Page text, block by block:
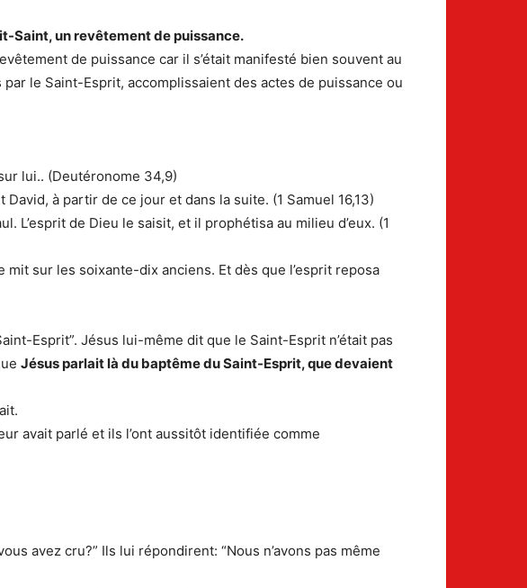
Saint, un revêtement de puissance.
de puissance car il s’était manifesté bien souvent au
le Saint-Esprit, accomplissaient des actes de puissance ou
lui.. (Deutéronome 34,9)
à partir de ce jour et dans la suite. (1 Samuel 16,13)
L’esprit de Dieu le saisit, et il prophétisa au milieu d’eux. (1
mit sur les soixante-dix anciens. Et dès que l’esprit reposa
Esprit”. Jésus lui-même dit que le Saint-Esprit n’était pas
Jésus parlait là du baptême du Saint-Esprit, que devaient
avait parlé et ils l’ont aussitôt identifiée comme
avez cru?” Ils lui répondirent: “Nous n’avons pas même